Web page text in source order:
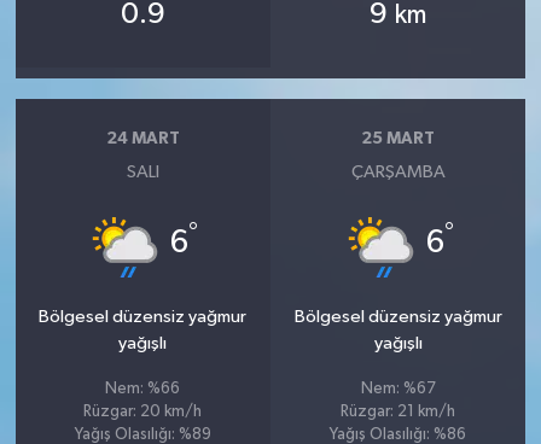
0.9 9 km
24 MART
SALI
6°
Bölgesel düzensiz yağmur
yağışlı
Nem: %66
Rüzgar: 20 km/h
Yağış Olasılığı: %89
25 MART
ÇARŞAMBA
6°
Bölgesel düzensiz yağmur
yağışlı
Nem: %67
Rüzgar: 21 km/h
Yağış Olasılığı: %86